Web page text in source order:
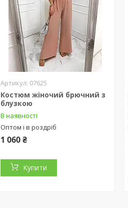
07625
Костюм жіночий брючний з
блузкою
В наявності
Оптом і в роздріб
1 060 ₴
Купити